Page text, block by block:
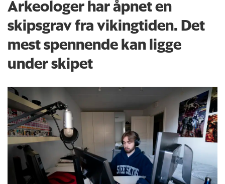
Arkeologer har åpnet en
skipsgrav fra vikingtiden. Det
mest spennende kan ligge
under skipet